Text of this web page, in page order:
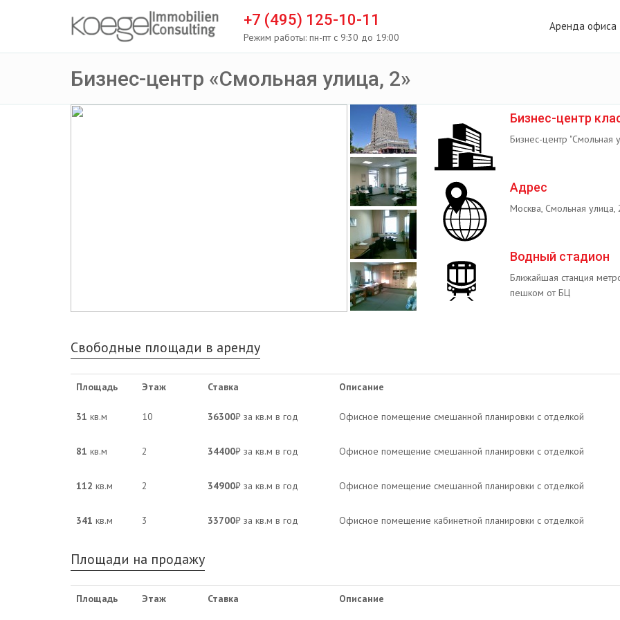
+7 (495) 125-10-11
Режим работы: пн-пт с 9:30 до 19:00
Аренда офиса
Бизнес-центр «Смольная улица, 2»
Бизнес-центр
Бизнес-центр "Смольная
Адрес
Москва, Смольная улица,
Водный стадион
Ближайшая станция
пешком от БЦ
Свободные площади в аренду
Площадь Этаж Ставка Описание
31 кв.м 10 36300₽ за кв.м в год Офисное помещение смешанной планировки с отделкой
81 кв.м 2 34400₽ за кв.м в год Офисное помещение смешанной планировки с отделкой
112 кв.м 2 34900₽ за кв.м в год Офисное помещение смешанной планировки с отделкой
341 кв.м 3 33700₽ за кв.м в год Офисное помещение кабинетной планировки с отделкой
Площади на продажу
Площадь Этаж Ставка Описание